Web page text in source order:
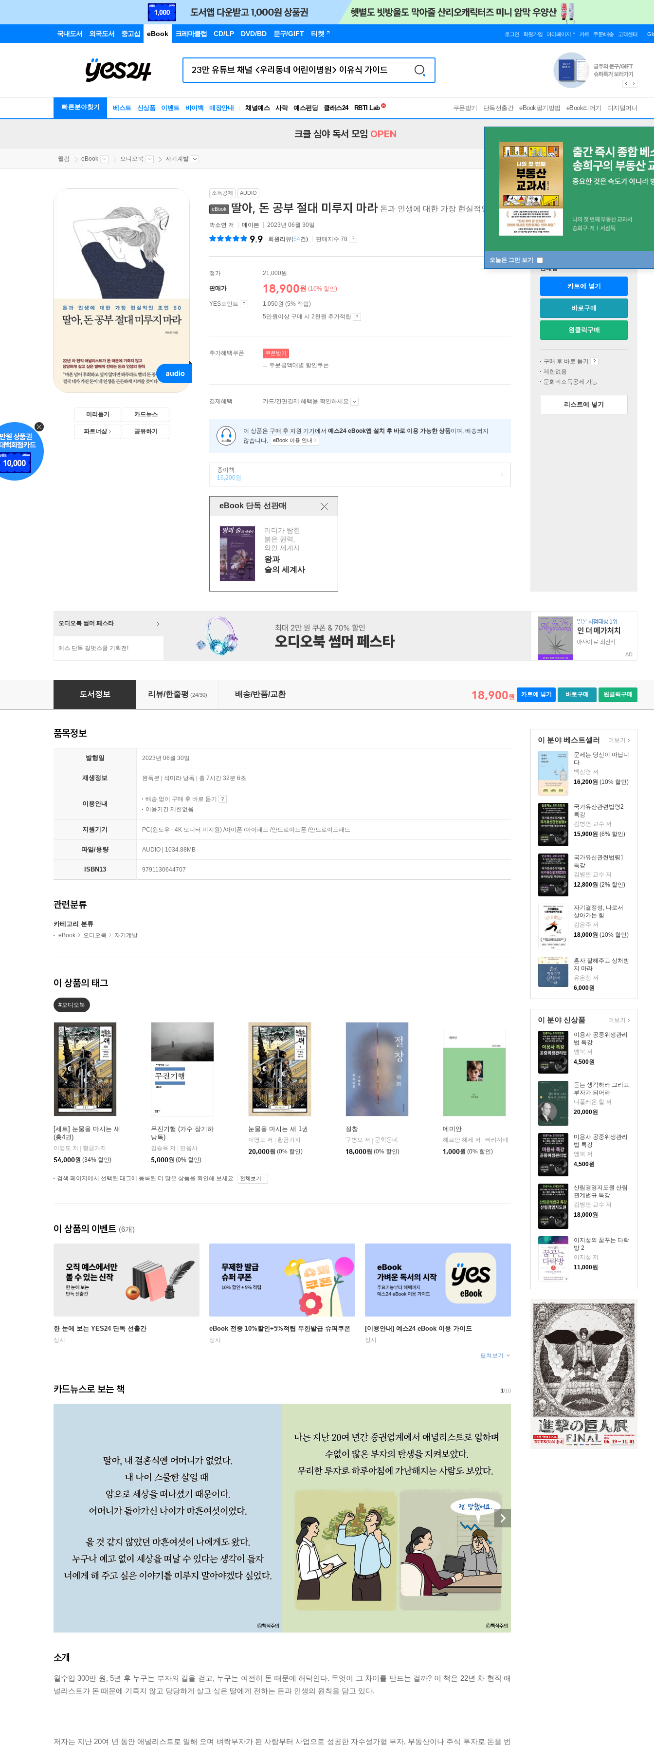
국내도서 외국도서 중고샵 eBook 크레마클럽 CD/LP DVD/BD 문구/GIFT 티켓 로그인 회원가입 마이페이지 카트 주문/배송 고객센터
빠른분야찾기 베스트 신상품 이벤트 바이백 매장안내 채널예스 사락 예스펀딩 클래스24
독서유형검사
쿠폰받기 단독선출간 eBook필기방법 eBook리더기 디지털머니
오늘은 그만 보기
크클 심야 독서 모임 OPEN
웰컴 eBook 오디오북 자기계발
미리듣기 카드뉴스
파트너샵 공유하기
소득공제 AUDIO
eBook 딸아, 돈 공부 절대 미루지 마라 돈과 인생에 대한 가장 현실적인 조언 50[ mp3 ]
박소연 저 메이븐 2023년 06월 30일
9.9 회원리뷰(54건) 판매지수 78
정가 21,000원
판매가 18,900원 (10% 할인)
YES포인트
1,050원 (5% 적립)
5만원이상 구매 시 2천원 추가적립
추가혜택쿠폰 쿠폰받기
주문금액대별 할인쿠폰
결제혜택 카드/간편결제 혜택을 확인하세요
이 상품은 구매 후 지원 기기에서 예스24 eBook앱 설치 후 바로 이용 가능한 상품이며, 배송되지
않습니다.
eBook 이용 안내
종이책
16,200원
eBook 단독 선판매
리더가 탐한
붉은 권력,
와인 세계사
왕과
술의 세계사
판매중
카트에 넣기
바로구매
원클릭구매
구매 후 바로 듣기
제한없음
문화비소득공제 가능
리스트에 넣기
오디오북 썸머 페스타
예스 단독 길벗스쿨 기획전!
AD
딸아, 돈 공부 절대 미루지 마라
도서정보 리뷰/한줄평 (24/30) 배송/반품/교환 18,900원 카트에 넣기 바로구매 원클릭구매
이 분야 베스트셀러
문제는 당신이 아닙니
다
백선영 저
16,200원 (10% 할인)
국가유산관련법령2
특강
김병연 교수 저
15,900원 (6% 할인)
국가유산관련법령1
특강
김병연 교수 저
12,800원 (2% 할인)
자기결정성, 나로서
살아가는 힘
김은주 저
18,000원 (10% 할인)
혼자 잘해주고 상처받
지 마라
유은정 저
6,000원
더보기
이 분야 신상품
이용사 공중위생관리
법 특강
엠북 저
4,500원
듣는 생각하라 그리고
부자가 되어라
나폴레온 힐 저
20,000원
미용사 공중위생관리
법 특강
엠북 저
4,500원
산림경영지도원 산림
관계법규 특강
김병연 교수 저
18,000원
이지성의 꿈꾸는 다락
방 2
이지성 저
11,000원
더보기
품목정보
발행일 2023년 06월 30일
재생정보 완독본 | 석미라 낭독 | 총 7시간 32분 6초
이용안내
배송 없이 구매 후 바로 듣기
이용기간 제한없음
지원기기 PC(윈도우 - 4K 모니터 미지원) /아이폰 /아이패드 /안드로이드폰 /안드로이드패드
파일/용량 AUDIO | 1034.88MB
ISBN13 9791130644707
관련분류
카테고리 분류
eBook 오디오북 자기계발
이 상품의 태그
#오디오북
[세트] 눈물을 마시는 새
(총4권)
이영도 저
황금가지
54,000원 (34% 할인)
무진기행 (가수 장기하
낭독)
김승옥 저
민음사
5,000원 (0% 할인)
눈물을 마시는 새 1권
이영도 저
황금가지
20,000원 (0% 할인)
절창
구병모 저
문학동네
18,000원 (0% 할인)
데미안
헤르만 헤세 저
빠리까페
1,000원 (0% 할인)
검색 페이지에서 선택된 태그에 등록된 더 많은 상품을 확인해 보세요. 전체보기
이 상품의 이벤트 (6개)
한 눈에 보는 YES24 단독 선출간
상시
eBook 전종 10%할인+5%적립 무한발급 슈퍼쿠폰
상시
[이용안내] 예스24 eBook 이용 가이드
상시
펼쳐보기
카드뉴스로 보는 책 1/10
소개
월수입 300만 원, 5년 후 누구는 부자의 길을 걷고, 누구는 여전히 돈 때문에 허덕인다. 무엇이 그 차이를 만드는 걸까? 이 책은 22년 차 현직 애
널리스트가 돈 때문에 기죽지 않고 당당하게 살고 싶은 딸에게 전하는 돈과 인생의 원칙을 담고 있다.
저자는 지난 20여 년 동안 애널리스트로 일해 오며 벼락부자가 된 사람부터 사업으로 성공한 자수성가형 부자, 부동산이나 주식 투자로 돈을 번